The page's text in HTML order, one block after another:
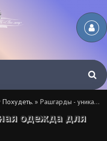
Похудеть. » Рашгарды - уникальная одежда для спортсменов
одежда для